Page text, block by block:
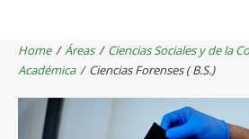
Home /Áreas / Ciencias Sociales y de la
Académica / Ciencias Forenses ( B.S.)